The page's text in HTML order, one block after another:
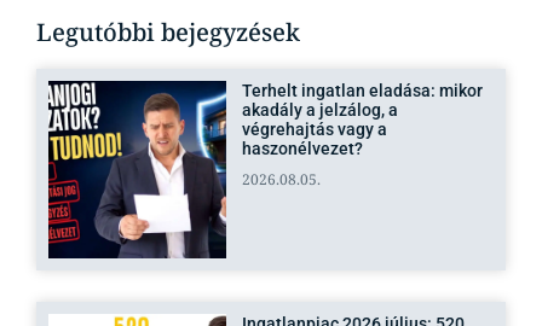
Legutóbbi bejegyzések
Terhelt ingatlan eladása: mikor
akadály a jelzálog, a
végrehajtás vagy a
haszonélvezet?
2026.08.05.